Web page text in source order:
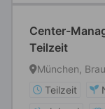
Center-
Teilzeit
München,
Teilzeit